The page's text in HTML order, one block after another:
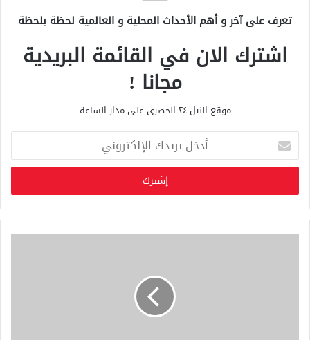
تعرف على آخر و أهم الأحداث المحلية و العالمية لحظة بلحظة
اشترك الان في القائمة البريدية
مجانا !
موقع النيل ٢٤ الحصري علي مدار الساعة
خ
ب
ر
ي
د